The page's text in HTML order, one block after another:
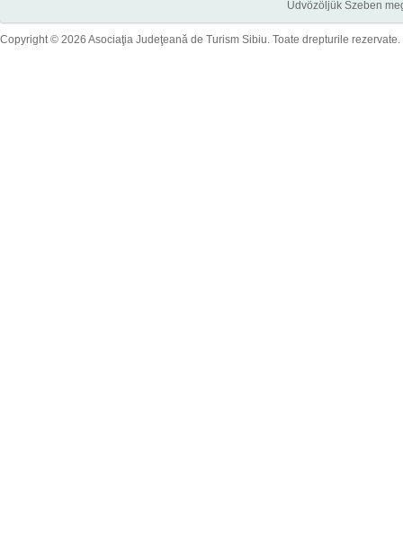
Üdvözöljük Szeben
Copyright © 2026 Asociaţia Judeţeană de Turism Sibiu. Toate drepturile rezervate.